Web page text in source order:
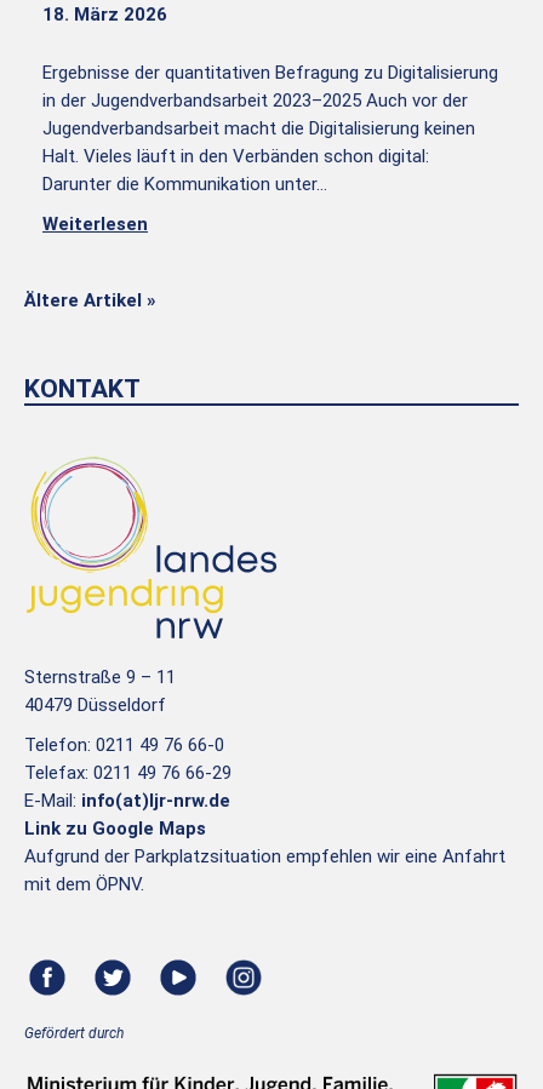
18. März 2026
Ergebnisse der quantitativen Befragung zu Digitalisierung
in der Jugendverbandsarbeit 2023–2025 Auch vor der
Jugendverbandsarbeit macht die Digitalisierung keinen
Halt. Vieles läuft in den Verbänden schon digital:
Darunter die Kommunikation unter…
Weiterlesen
Ältere Artikel »
KONTAKT
Sternstraße 9 – 11
40479 Düsseldorf
Telefon: 0211 49 76 66-0
Telefax: 0211 49 76 66-29
E-Mail: info(at)ljr-nrw.de
Link zu Google Maps
Aufgrund der Parkplatzsituation empfehlen wir eine Anfahrt
mit dem ÖPNV.
Gefördert durch